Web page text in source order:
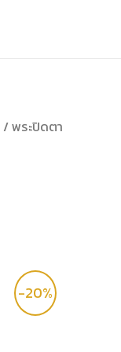
/ พระปิดตา
-20%